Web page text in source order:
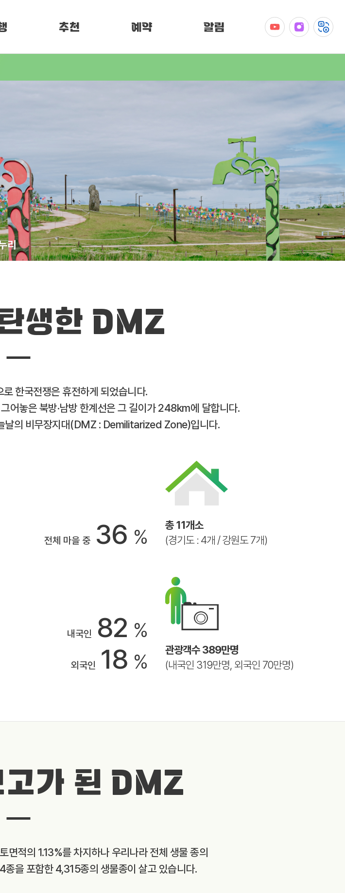
평화누리길
추천 예약 알림
리
생한 DMZ
한국전쟁은 휴전하게 되었습니다.
어놓은 북방·남방 한계선은 그 길이가 248km에 달합니다.
날의 비무장지대(DMZ : Demilitarized Zone)입니다.
전체 마을 중 36 %
총 11개소
(경기도 : 4개 / 강원도 7개)
내국인 82 %
외국인 18 %
관광객수 389만명
(내국인 319만명, 외국인 70만명)
고가 된 DMZ
면적의 1.13%를 차지하나 우리나라 전체 생물 종의
을 포함한 4,315종의 생물종이 살고 있습니다.